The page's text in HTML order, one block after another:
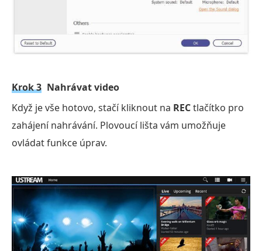
Krok 3 Nahrávat video
Když je vše hotovo, stačí kliknout na RECtlačítko pro
zahájení nahrávání. Plovoucí lišta vám umožňuje
ovládat funkce úprav.